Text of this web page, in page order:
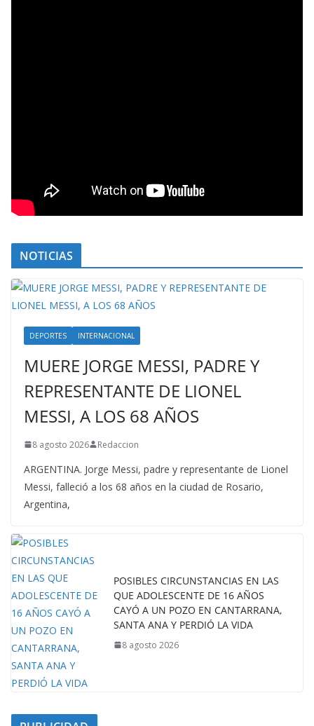
NOTICIAS
DEPORTES INTERNACIONAL
MUERE JORGE MESSI, PADRE Y
REPRESENTANTE DE LIONEL
MESSI, A LOS 68 AÑOS
8 agosto 2026 Redaccion
ARGENTINA. Jorge Messi, padre y representante de Lionel
Messi, falleció a los 68 años en la ciudad de Rosario,
Argentina,
POSIBLES CIRCUNSTANCIAS EN LAS
QUE ADOLESCENTE DE 16 AÑOS
CAYÓ A UN POZO EN CANTARRANA,
SANTA ANA Y PERDIÓ LA VIDA
8 agosto 2026